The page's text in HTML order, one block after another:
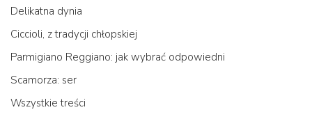
Delikatna dynia
Ciccioli, z tradycji chłopskiej
Parmigiano Reggiano: jak wybrać odpowiedni
Scamorza: ser
Wszystkie treści